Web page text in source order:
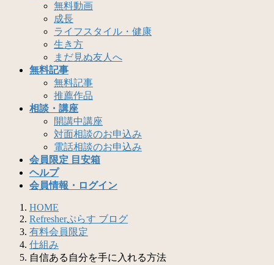
無料動画
成長
ライフスタイル・健康
生き方
まだ見ぬ友人へ
無料記事
無料記事
推薦作品
相談・講座
開講中講座
対面相談のお申込み
電話相談のお申込み
会員限定 目安箱
ヘルプ
会員情報・ログイン
HOME
Refresherぷらす ブログ
有料会員限定
仕組み
自信ある自分を手に入れる方法